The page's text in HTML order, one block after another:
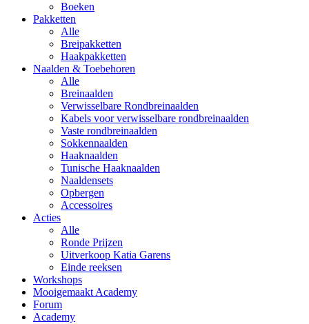
Boeken
Pakketten
Alle
Breipakketten
Haakpakketten
Naalden & Toebehoren
Alle
Breinaalden
Verwisselbare Rondbreinaalden
Kabels voor verwisselbare rondbreinaalden
Vaste rondbreinaalden
Sokkennaalden
Haaknaalden
Tunische Haaknaalden
Naaldensets
Opbergen
Accessoires
Acties
Alle
Ronde Prijzen
Uitverkoop Katia Garens
Einde reeksen
Workshops
Mooigemaakt Academy
Forum
Academy